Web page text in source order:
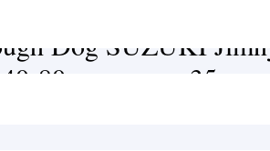
Dog SUZUKI
80 мм, шток 35 мм,